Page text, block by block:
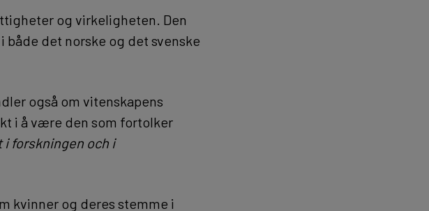
og virkeligheten. Den
det norske og det svenske
også om vitenskapens
i å være den som fortolker
i forskningen och i
kvinner og deres stemme i